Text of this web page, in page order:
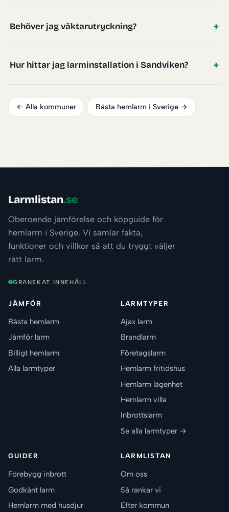
Behöver jag väktarutryckning?
Hur hittar jag larminstallation i Sandviken?
← Alla kommuner Bästa hemlarm i Sverige →
Larmlistan.se
Oberoende jämförelse och köpguide för
hemlarm i Sverige. Vi samlar fakta,
funktioner och villkor så att du tryggt väljer
rätt larm.
GRANSKAT INNEHÅLL
JÄMFÖR
Bästa hemlarm
Jämför larm
Billigt hemlarm
Alla larmtyper
LARMTYPER
Ajax larm
Brandlarm
Företagslarm
Hemlarm fritidshus
Hemlarm lägenhet
Hemlarm villa
Inbrottslarm
Se alla larmtyper →
GUIDER
Förebygg inbrott
Godkänt larm
Hemlarm med husdjur
LARMLISTAN
Om oss
Så rankar vi
Efter kommun